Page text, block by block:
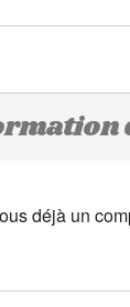
déjà un